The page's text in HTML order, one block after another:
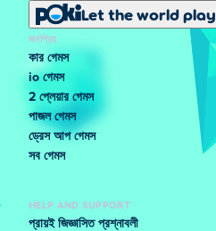
Let the world play
জনপ্রিয়
কার গেমস
io গেমস
2 প্লেয়ার গেমস
পাজল গেমস
ড্রেস আপ গেমস
সব গেমস
HELP AND SUPPORT
প্রায়ই জিজ্ঞাসিত প্রশ্নাবলী